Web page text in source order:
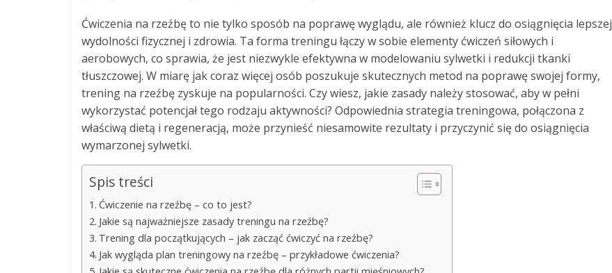
Ćwiczenia na rzeźbę to nie tylko sposób na poprawę wyglądu, ale również klucz do osiągnięcia lepszej
wydolności fizycznej i zdrowia. Ta forma treningu łączy w sobie elementy ćwiczeń siłowych i
aerobowych, co sprawia, że jest niezwykle efektywna w modelowaniu sylwetki i redukcji tkanki
tłuszczowej. W miarę jak coraz więcej osób poszukuje skutecznych metod na poprawę swojej formy,
trening na rzeźbę zyskuje na popularności. Czy wiesz, jakie zasady należy stosować, aby w pełni
wykorzystać potencjał tego rodzaju aktywności? Odpowiednia strategia treningowa, połączona z
właściwą dietą i regeneracją, może przynieść niesamowite rezultaty i przyczynić się do osiągnięcia
wymarzonej sylwetki.
Spis treści
Ćwiczenie na rzeźbę – co to jest?
Jakie są najważniejsze zasady treningu na rzeźbę?
Trening dla początkujących – jak zacząć ćwiczyć na rzeźbę?
Jak wygląda plan treningowy na rzeźbę – przykładowe ćwiczenia?